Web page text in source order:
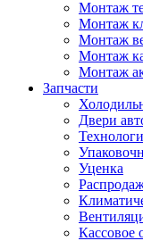
Монтаж
Монтаж
Монтаж
Монтаж
Монтаж
Запчасти
Двери
Уценка
Кассовое